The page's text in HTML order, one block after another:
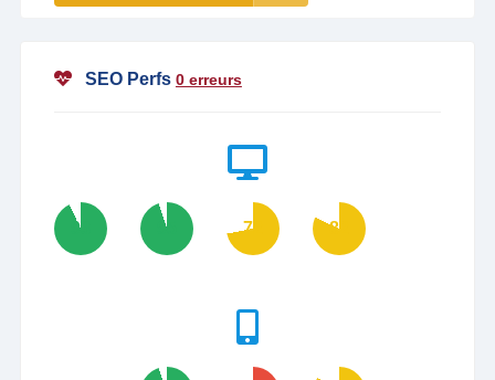
SEO Perfs 0 erreurs
93 95 72 82